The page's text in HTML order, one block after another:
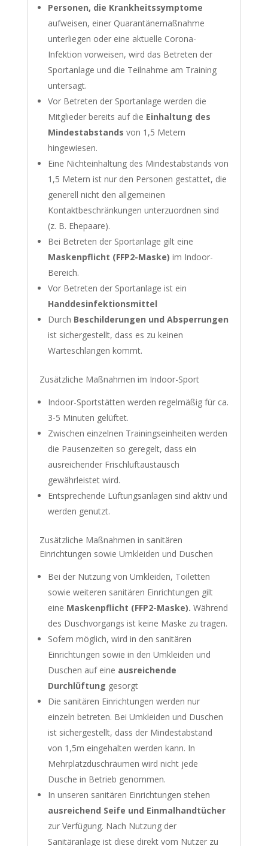
Personen, die Krankheitssymptome
aufweisen, einer Quarantänemaßnahme
unterliegen oder eine aktuelle Corona-
Infektion vorweisen, wird das Betreten der
Sportanlage und die Teilnahme am Training
untersagt.
Vor Betreten der Sportanlage werden die
Mitglieder bereits auf die Einhaltung des
Mindestabstands von 1,5 Metern
hingewiesen.
Eine Nichteinhaltung des Mindestabstands von
1,5 Metern ist nur den Personen gestattet, die
generell nicht den allgemeinen
Kontaktbeschränkungen unterzuordnen sind
(z. B. Ehepaare).
Bei Betreten der Sportanlage gilt eine
Maskenpflicht (FFP2-Maske) im Indoor-
Bereich.
Vor Betreten der Sportanlage ist ein
Handdesinfektionsmittel
Durch Beschilderungen und Absperrungen
ist sichergestellt, dass es zu keinen
Warteschlangen kommt.
Zusätzliche Maßnahmen im Indoor-Sport
Indoor-Sportstätten werden regelmäßig für ca.
3-5 Minuten gelüftet.
Zwischen einzelnen Trainingseinheiten werden
die Pausenzeiten so geregelt, dass ein
ausreichender Frischluftaustausch
gewährleistet wird.
Entsprechende Lüftungsanlagen sind aktiv und
werden genutzt.
Zusätzliche Maßnahmen in sanitären
Einrichtungen sowie Umkleiden und Duschen
Bei der Nutzung von Umkleiden, Toiletten
sowie weiteren sanitären Einrichtungen gilt
eine Maskenpflicht (FFP2-Maske). Während
des Duschvorgangs ist keine Maske zu tragen.
Sofern möglich, wird in den sanitären
Einrichtungen sowie in den Umkleiden und
Duschen auf eine ausreichende
Durchlüftung gesorgt
Die sanitären Einrichtungen werden nur
einzeln betreten. Bei Umkleiden und Duschen
ist sichergestellt, dass der Mindestabstand
von 1,5m eingehalten werden kann. In
Mehrplatzduschräumen wird nicht jede
Dusche in Betrieb genommen.
In unseren sanitären Einrichtungen stehen
ausreichend Seife und Einmalhandtücher
zur Verfügung. Nach Nutzung der
Sanitäranlage ist diese direkt vom Nutzer zu